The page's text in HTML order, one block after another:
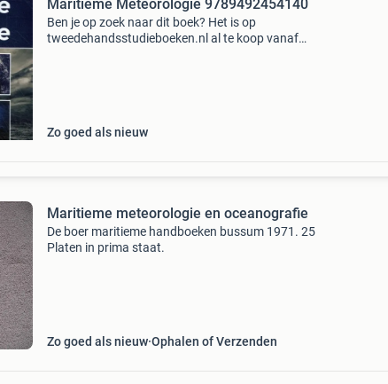
Maritieme Meteorologie 9789492454140
Ben je op zoek naar dit boek? Het is op
tweedehandsstudieboeken.nl al te koop vanaf
Zo goed als nieuw
Maritieme meteorologie en oceanografie
De boer maritieme handboeken bussum 1971. 25
Platen in prima staat.
Zo goed als nieuw Ophalen of Verzenden